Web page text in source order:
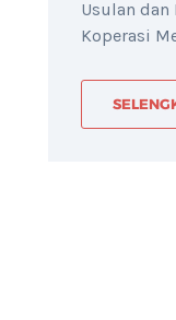
Usulan dan
Koperasi